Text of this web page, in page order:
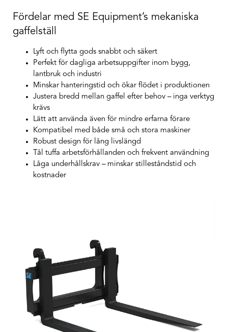
Fördelar med SE Equipment’s mekaniska
gaffelställ
Lyft och flytta gods snabbt och säkert
Perfekt för dagliga arbetsuppgifter inom bygg,
lantbruk och industri
Minskar hanteringstid och ökar flödet i produktionen
Justera bredd mellan gaffel efter behov – inga verktyg
krävs
Lätt att använda även för mindre erfarna förare
Kompatibel med både små och stora maskiner
Robust design för lång livslängd
Tål tuffa arbetsförhållanden och frekvent användning
Låga underhållskrav – minskar stilleståndstid och
kostnader